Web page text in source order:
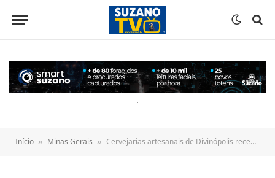
conteúdo
.
Início » Minas Gerais » Cervejarias artesanais de Divinópolis recebem capacitação para ampliar competitividade